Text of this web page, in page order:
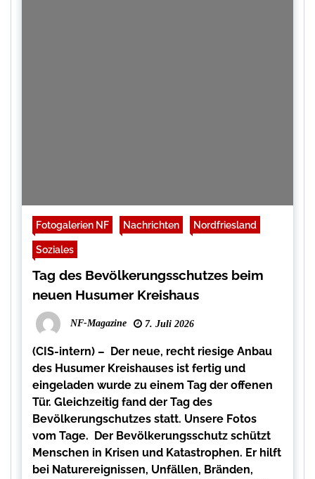
Fotogalerien NF Nachrichten Nordfriesland
Soziales
Tag des Bevölkerungsschutzes beim
neuen Husumer Kreishaus
NF-Magazine 7. Juli 2026
(CIS-intern) – Der neue, recht riesige Anbau
des Husumer Kreishauses ist fertig und
eingeladen wurde zu einem Tag der offenen
Tür. Gleichzeitig fand der Tag des
Bevölkerungschutzes statt. Unsere Fotos
vom Tage. Der Bevölkerungsschutz schützt
Menschen in Krisen und Katastrophen. Er hilft
bei Naturereignissen, Unfällen, Bränden,